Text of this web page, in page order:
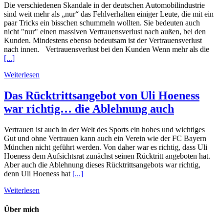
Die verschiedenen Skandale in der deutschen Automobilindustrie
sind weit mehr als „nur“ das Fehlverhalten einiger Leute, die mit ein
paar Tricks ein bisschen schummeln wollten. Sie bedeuten auch
nicht "nur" einen massiven Vertrauensverlust nach außen, bei den
Kunden. Mindestens ebenso bedeutsam ist der Vertrauensverlust
nach innen. Vertrauensverlust bei den Kunden Wenn mehr als die
[...]
Weiterlesen
Das Rücktrittsangebot von Uli Hoeness
war richtig… die Ablehnung auch
Vertrauen ist auch in der Welt des Sports ein hohes und wichtiges
Gut und ohne Vertrauen kann auch ein Verein wie der FC Bayern
München nicht geführt werden. Von daher war es richtig, dass Uli
Hoeness dem Aufsichtsrat zunächst seinen Rücktritt angeboten hat.
Aber auch die Ablehnung dieses Rücktrittsangebots war richtig,
denn Uli Hoeness hat [...]
Weiterlesen
Über mich